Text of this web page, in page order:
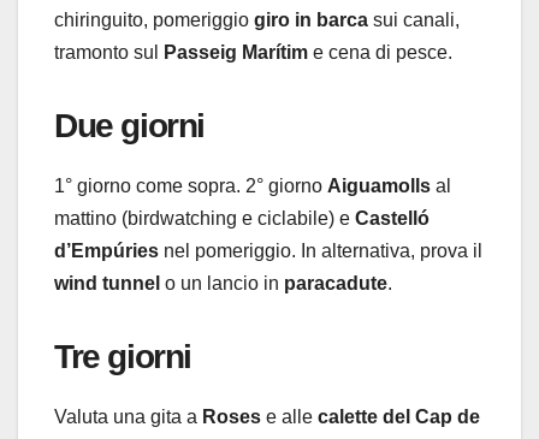
chiringuito, pomeriggio giro in barca sui canali,
tramonto sul
Passeig Marítim e cena di pesce.
Due giorni
1° giorno come sopra. 2° giorno Aiguamolls al
mattino (birdwatching e ciclabile) e Castelló
d’Empúries nel pomeriggio. In alternativa, prova il
wind tunnel o un lancio in paracadute.
Tre giorni
Valuta una gita a Roses e alle calette del Cap de